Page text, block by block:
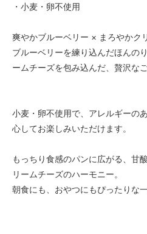
・小麦・卵不使用
爽やかブルーベリー × まろやかク
ブルーベリーを練り込んだほんの
ームチーズを包み込んだ、贅沢な
小麦・卵不使用で、アレルギーの
心してお楽しみいただけます。
もっちり食感のパンに広がる、甘
リームチーズのハーモニー。
朝食にも、おやつにもぴったりな一